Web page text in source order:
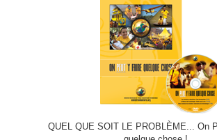
QUEL QUE SOIT LE PROBLÈME... On